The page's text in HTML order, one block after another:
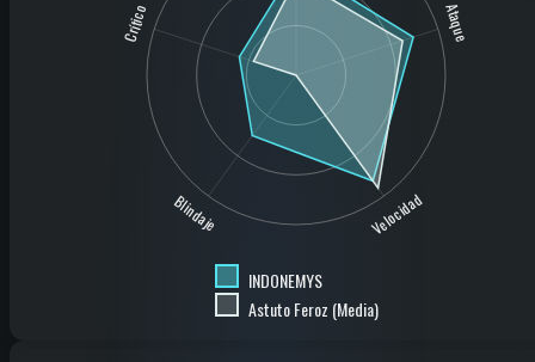
Ataque
Velocidad
Blindaje
Crítico
INDONEMYS
Astuto Feroz (Media)